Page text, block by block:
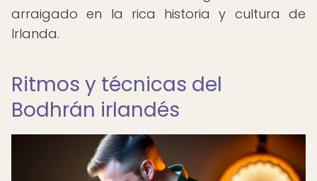
arraigado en la rica historia y cultura de
Irlanda.
Ritmos y técnicas del
Bodhrán irlandés